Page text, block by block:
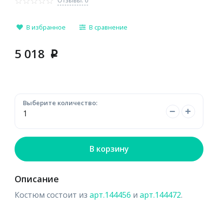
В избранное В сравнение
5 018 p
Выберите количество:
В корзину
Описание
Костюм состоит из арт.144456 и арт.144472.